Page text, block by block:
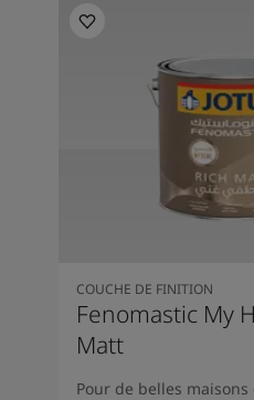
COUCHE DE FINITION
Fenomastic My
Matt
Pour de belles